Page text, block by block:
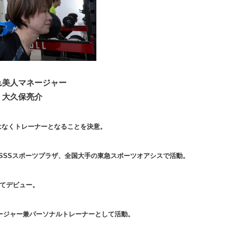
人マネージャー
大久保亮介
くトレーナーとなることを決意。
スポーツプラザ、全国大手の東急スポーツオアシスで活動。
デビュー。
ャー兼パーソナルトレーナーとして活動。